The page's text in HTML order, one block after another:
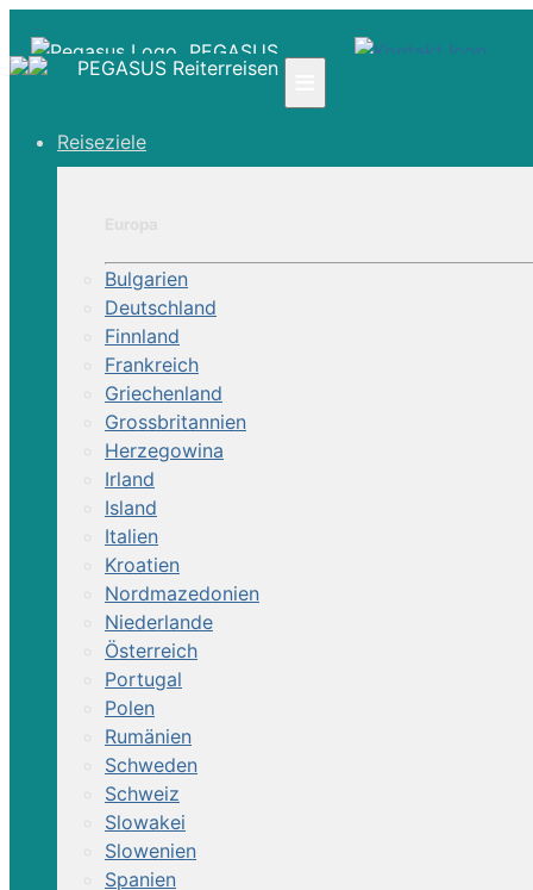
PEGASUS
☎ +41 61 303 31 00
Über Uns
PEGASUS Reiterreisen
Reiseziele
Bulgarien
Deutschland
Finnland
Frankreich
Griechenland
Grossbritannien
Herzegowina
Irland
Island
Italien
Kroatien
Nordmazedonien
Niederlande
Österreich
Portugal
Polen
Rumänien
Schweden
Schweiz
Slowakei
Slowenien
Spanien
Reiterhof |